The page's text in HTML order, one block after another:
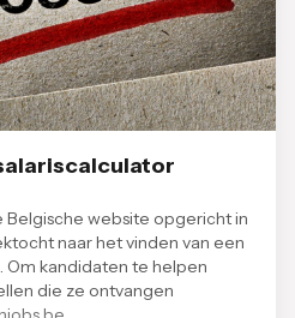
Belgische website opgericht in
naar het vinden van een
Om kandidaten te helpen
die ze ontvangen